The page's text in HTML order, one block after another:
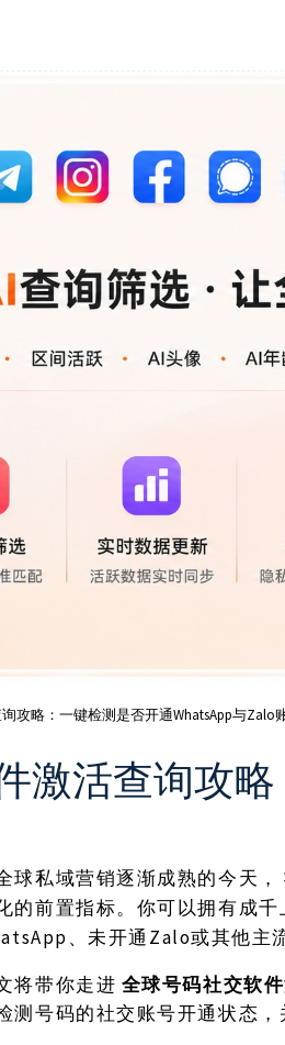
攻略：一键检测是否开通WhatsApp与Zalo
激活查询攻
球私域营销逐渐成熟的今天，
的前置指标。你可以拥有成
、未开通Zalo或其他主
将带你走进 全球号码社交软
测号码的社交账号开通状态